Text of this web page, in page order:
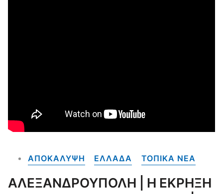
ΑΠΟΚΑΛΥΨΗ ΕΛΛΑΔΑ ΤΟΠΙΚΑ NEA
ΑΛΕΞΑΝΔΡΟΥΠΟΛΗ | Η ΕΚΡΗΞΗ